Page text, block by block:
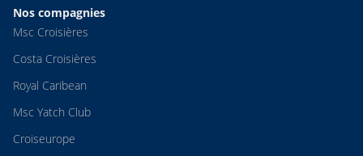
Nos compagnies
Msc Croisières
Costa Croisières
Royal Caribean
Msc Yatch Club
Croiseurope